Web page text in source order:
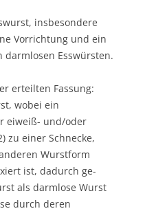
insbesondere
Vorrichtung und ein
darmlosen Esswürsten.
erteilten Fassung:
wobei ein
eiweiß- und/oder
zu einer Schnecke,
Wurstform
ist, dadurch ge-
als darmlose Wurst
durch deren